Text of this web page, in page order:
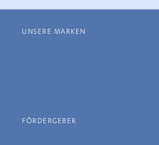
UNSERE MARKEN
FÖRDERGEBER